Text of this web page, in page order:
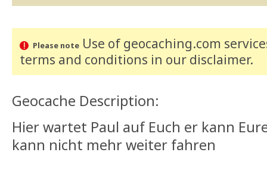
Please noteUse of geocaching.com
terms and conditions in our disclaimer.
Geocache Description:
Hier wartet Paul auf Euch er kann
kann nicht mehr weiter fahren